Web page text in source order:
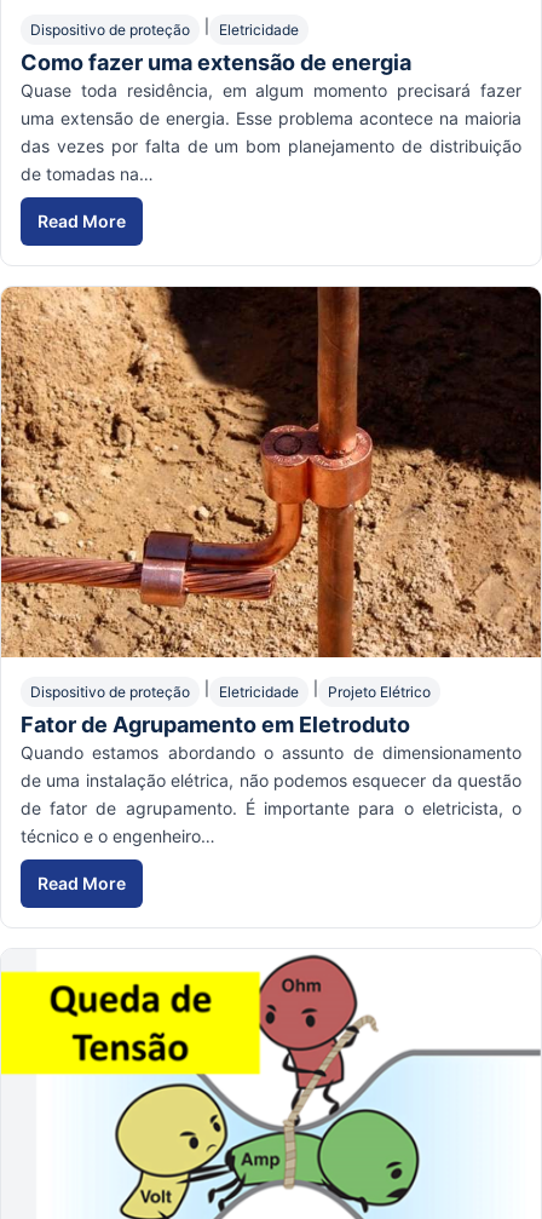
Dispositivo de proteção Eletricidade
Como fazer uma extensão de energia
Quase toda residência, em algum momento precisará fazer
uma extensão de energia. Esse problema acontece na maioria
das vezes por falta de um bom planejamento de distribuição
de tomadas na…
Read More
Dispositivo de proteção Eletricidade Projeto Elétrico
Fator de Agrupamento em Eletroduto
Quando estamos abordando o assunto de dimensionamento
de uma instalação elétrica, não podemos esquecer da questão
de fator de agrupamento. É importante para o eletricista, o
técnico e o engenheiro…
Read More